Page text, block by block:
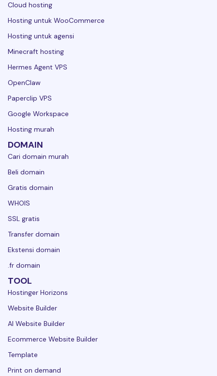
Cloud hosting
Hosting untuk WooCommerce
Hosting untuk agensi
Minecraft hosting
Hermes Agent VPS
OpenClaw
Paperclip VPS
Google Workspace
Hosting murah
DOMAIN
Cari domain murah
Beli domain
Gratis domain
WHOIS
SSL gratis
Transfer domain
Ekstensi domain
.fr domain
TOOL
Hostinger Horizons
Website Builder
AI Website Builder
Ecommerce Website Builder
Template
Print on demand